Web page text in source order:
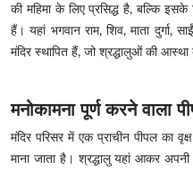
की महिमा के लिए प्रसिद्ध है, बल्कि
हैं। यहां भगवान राम, शिव, माता दुर्गा,
मंदिर स्थापित हैं, जो श्रद्धालुओं की
मनोकामना पूर्ण करने वाला
मंदिर परिसर में एक प्राचीन पीपल का
माना जाता है। श्रद्धालु यहां आकर